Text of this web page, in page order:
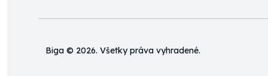
Biga © 2026. Všetky práva vyhradené.